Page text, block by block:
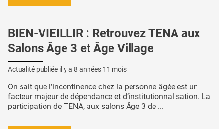
BIEN-VIEILLIR : Retrouvez TENA aux
Salons Âge 3 et Âge Village
Actualité publiée il y a 8 années 11 mois
On sait que l’incontinence chez la personne âgée est un
facteur majeur de dépendance et d’institutionnalisation. La
participation de TENA, aux salons Âge 3 de ...